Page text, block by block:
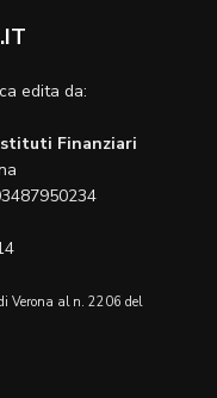
edita da:
Finanziari
Verona al n. 2206 del